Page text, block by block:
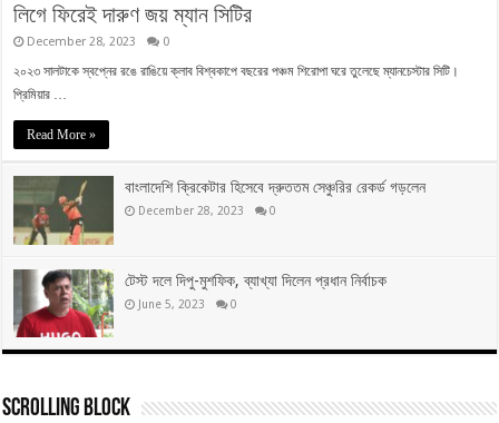
লিগে ফিরেই দারুণ জয় ম্যান সিটির
December 28, 2023 0
২০২৩ সালটাকে স্বপ্নের রঙে রাঙিয়ে ক্লাব বিশ্বকাপে বছরের পঞ্চম শিরোপা ঘরে তুলেছে ম্যানচেস্টার সিটি।
প্রিমিয়ার …
Read More »
বাংলাদেশি ক্রিকেটার হিসেবে দ্রুততম সেঞ্চুরির রেকর্ড গড়লেন
December 28, 2023 0
টেস্ট দলে দিপু-মুশফিক, ব্যাখ্যা দিলেন প্রধান নির্বাচক
June 5, 2023 0
Scrolling Block